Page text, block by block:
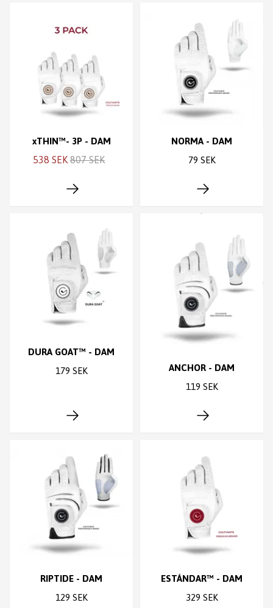
xTHIN™- 3P - DAM
538 SEK 807 SEK
NORMA - DAM
79 SEK
DURA GOAT™ - DAM
179 SEK
ANCHOR - DAM
119 SEK
RIPTIDE - DAM
129 SEK
ESTÁNDAR™ - DAM
329 SEK